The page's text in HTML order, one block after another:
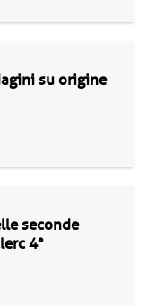
su origine
seconde
4°